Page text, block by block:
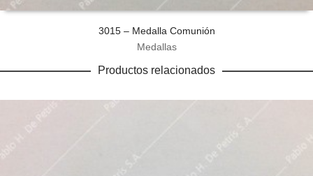
3015 – Medalla Comunión
Medallas
Productos relacionados